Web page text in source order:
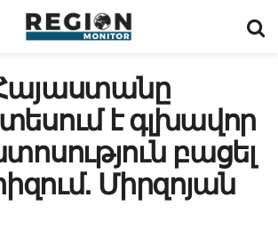
է գլխավոր
բացել
Միրզոյան